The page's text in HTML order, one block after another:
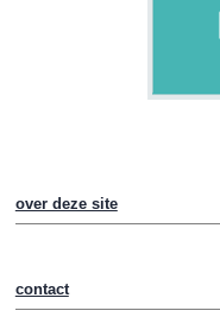
over deze site
contact